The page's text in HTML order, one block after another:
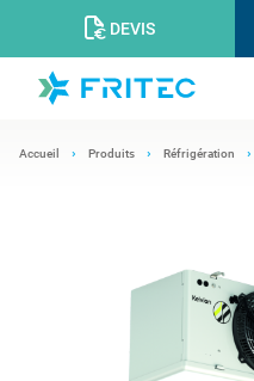
DEVIS
Accueil Produits Réfrigération